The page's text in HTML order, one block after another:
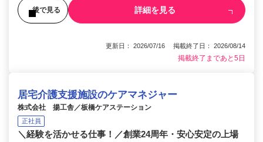
後で見る 詳細を見る
更新日： 2026/07/16 掲載終了日： 2026/08/14
掲載終了まであと5日
居宅介護支援施設のケアマネジャー
株式会社 揚工舎／板橋ケアステーション
正社員
＼経験を活かせる仕事！／創業24周年・安心安定の上場